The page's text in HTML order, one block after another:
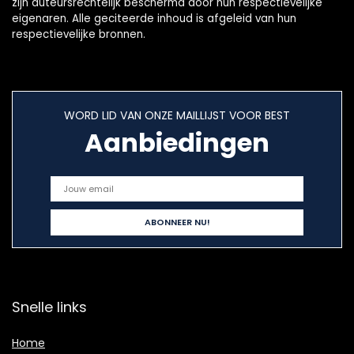
eigenaren. Alle geciteerde inhoud is afgeleid van hun
respectievelijke bronnen.
WORD LID VAN ONZE MAILLIJST VOOR BEST
Aanbiedingen
Snelle links
Home